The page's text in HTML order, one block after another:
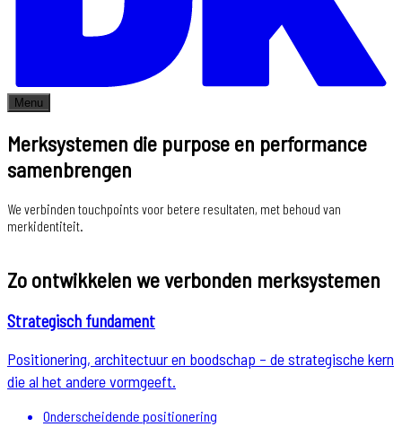
Menu
Merksystemen die purpose en performance
samenbrengen
We verbinden touchpoints voor betere resultaten, met behoud van
merkidentiteit.
Zo ontwikkelen we verbonden merksystemen
Strategisch fundament
Positionering, architectuur en boodschap – de strategische kern
die al het andere vormgeeft.
Onderscheidende positionering